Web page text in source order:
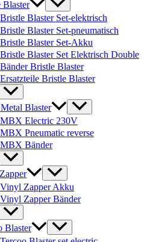
Blaster
Bristle Blaster Set-elektrisch
Bristle Blaster Set-pneumatisch
Bristle Blaster Set-Akku
Bristle Blaster Set Elektrisch Double
Bänder Bristle Blaster
Ersatzteile Bristle Blaster
Blaster
MBX Electric 230V
MBX Pneumatic reverse
MBX Bänder
Vinyl Zapper Akku
Vinyl Zapper Bänder
Blaster